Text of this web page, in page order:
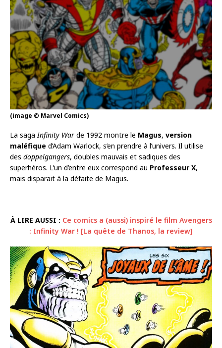
(image © Marvel Comics)
La sagaInfinity War de 1992 montre le Magus, version
maléfique d’Adam Warlock, s’en prendre à l’univers. Il utilise
des doppelgangers, doubles mauvais et sadiques des
superhéros. L’un d’entre eux correspond au Professeur X,
mais disparait à la défaite de Magus.
À LIRE AUSSI : Ce comics a (aussi) inspiré le film Avengers
: Infinity War ! [La quête de Thanos, la review]